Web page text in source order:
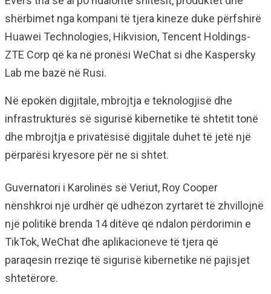
shërbimet nga kompani të tjera kineze duke përfshirë
Huawei Technologies, Hikvision, Tencent Holdings-
ZTE Corp që ka në pronësi WeChat si dhe Kaspersky
Lab me bazë në Rusi.
Në epokën digjitale, mbrojtja e teknologjisë dhe
infrastrukturës së sigurisë kibernetike të shtetit tonë
dhe mbrojtja e privatësisë digjitale duhet të jetë një
përparësi kryesore për ne si shtet.
Guvernatori i Karolinës së Veriut, Roy Cooper
nënshkroi një urdhër që udhëzon zyrtarët të zhvillojnë
një politikë brenda 14 ditëve që ndalon përdorimin e
TikTok, WeChat dhe aplikacioneve të tjera që
paraqesin rreziqe të sigurisë kibernetike në pajisjet
shtetërore.